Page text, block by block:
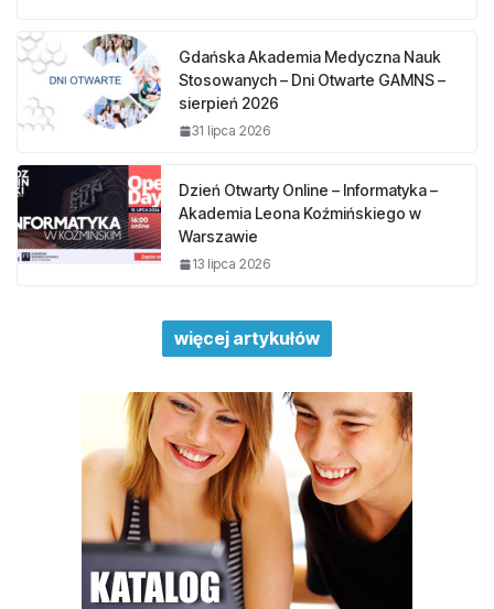
Gdańska Akademia Medyczna Nauk
Stosowanych – Dni Otwarte GAMNS –
sierpień 2026
31 lipca 2026
Dzień Otwarty Online – Informatyka –
Akademia Leona Koźmińskiego w
Warszawie
13 lipca 2026
więcej artykułów